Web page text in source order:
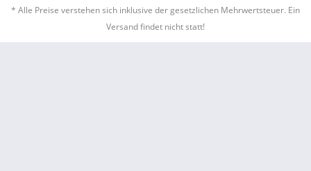
* Alle Preise verstehen sich inklusive der gesetzlichen Mehrwertsteuer. Ein
Versand findet nicht statt!